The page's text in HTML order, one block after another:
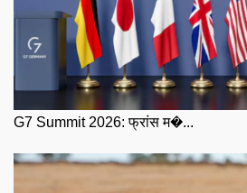
G7 Summit 2026: फ्रांस म�...